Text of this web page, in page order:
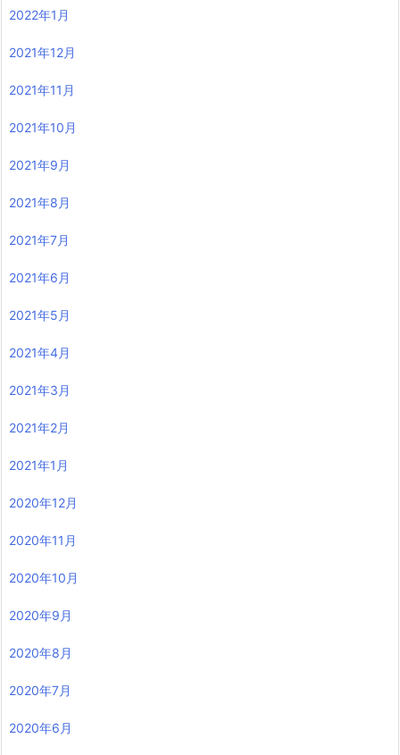
2022年1月
2021年12月
2021年11月
2021年10月
2021年9月
2021年8月
2021年7月
2021年6月
2021年5月
2021年4月
2021年3月
2021年2月
2021年1月
2020年12月
2020年11月
2020年10月
2020年9月
2020年8月
2020年7月
2020年6月